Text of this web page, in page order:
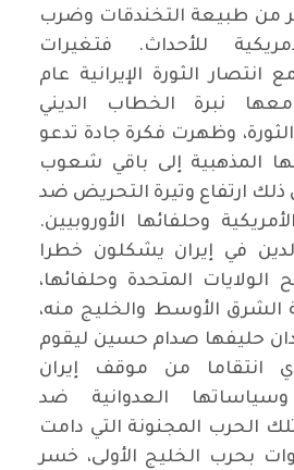
من طبيعة التخندقات وضرب
للأحداث. فتغيرات
انتصار الثورة الإيرانية عام
معها نبرة الخطاب الديني
وظهرت فكرة جادة تدعو
المذهبية إلى باقي شعوب
ذلك ارتفاع وتيرة التحريض ضد
وحلفائها الأوروبيين.
في إيران يشكلون خطرا
المتحدة وحلفائها،
الشرق الأوسط والخليج منه،
حليفها صدام حسين ليقوم
انتقاما من موقف إيران
العدوانية ضد
الحرب المجنونة التي دامت
بحرب الخليج الأولى، خسر